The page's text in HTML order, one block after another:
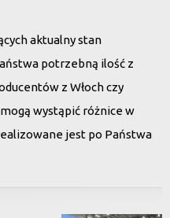
aktualny stan
potrzebną ilość z
z Włoch czy
wystąpić różnice w
jest po Państwa